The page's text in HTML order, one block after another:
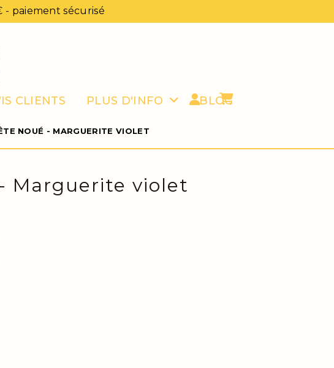
- paiement sécurisé
CLIENTS PLUS D'INFO BLOG
NOUÉ - MARGUERITE VIOLET
Marguerite violet